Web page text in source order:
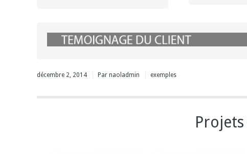
décembre 2, 2014 Par naoladmin exemples